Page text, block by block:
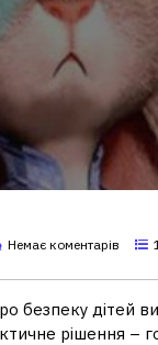
Немає коментарів
безпеку
рішення –